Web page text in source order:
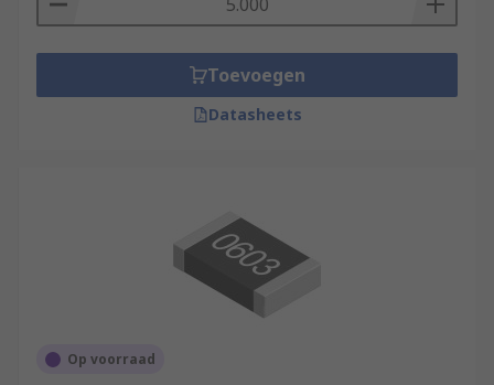
Toevoegen
Datasheets
Op voorraad